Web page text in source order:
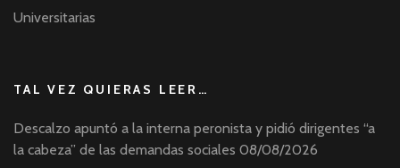
Universitarias
TAL VEZ QUIERAS LEER…
Descalzo apuntó a la interna peronista y pidió dirigentes “a
la cabeza” de las demandas sociales 08/08/2026